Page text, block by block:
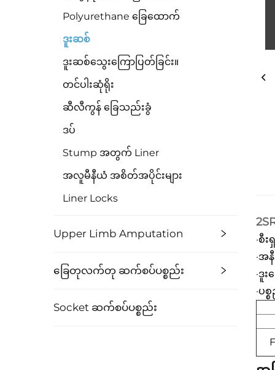
Polyurethane ခြေထောက်
ဒူးဆစ်
ဒူးဆစ်သွေးကြောပြတ်ခြင်း။
တင်ပါးဆုံရိုး
ဆီလီကွန် ခြေသည်းခွံ
ဒပ်
Stump အတွက် Liner
အလူမီနီယံ အစိတ်အပိုင်းများ
Liner Locks
Upper Limb Amputation
ခြေတုလက်တု ဆက်စပ်ပစ္စည်း
Socket ဆက်စပ်ပစ္စည်း
·စီ
·အ
·ဒူ
·ပ